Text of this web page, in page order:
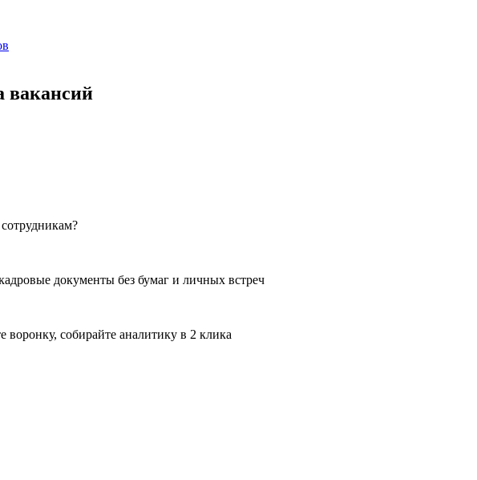
вакансий
документы без бумаг и личных встреч
воронку, собирайте аналитику в 2 клика